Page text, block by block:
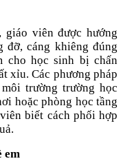
giáo viên được hướng
đỡ, cáng khiêng đúng
cho học sinh bị chấn
xỉu. Các phương pháp
trường trường học
hoặc phòng học tầng
biết cách phối hợp
em